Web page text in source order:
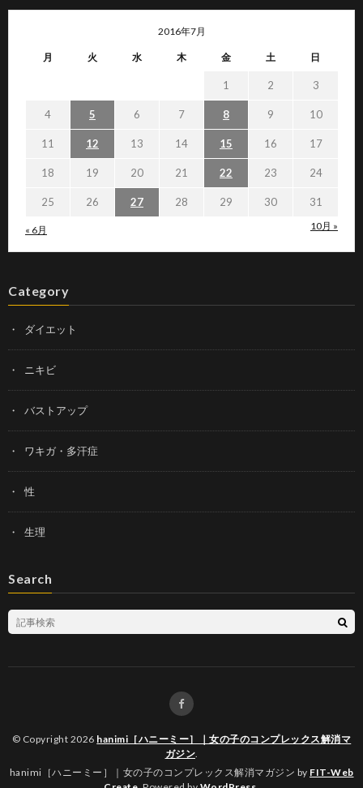
2016年7月
月 火 水 木 金 土 日
« 6月 10月 »
1 2 3
4 5 6 7 8 9 10
11 12 13 14 15 16 17
18 19 20 21 22 23 24
25 26 27 28 29 30 31
Category
ダイエット
ニキビ
バストアップ
ワキガ・多汗症
性
生理
Search
© Copyright 2026 hanimi［ハニーミー］｜女の子のコンプレックス解消マ
ガジン.
hanimi［ハニーミー］｜女の子のコンプレックス解消マガジン by FIT-Web